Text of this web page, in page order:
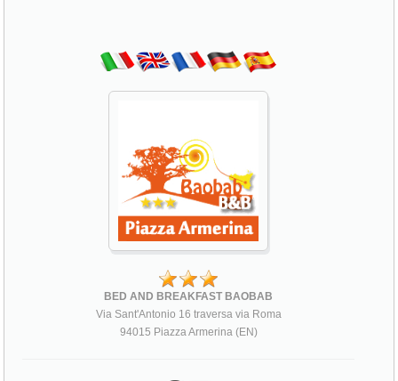
BED AND BREAKFAST BAOBAB
Via Sant'Antonio 16 traversa via Roma
94015 Piazza Armerina (EN)